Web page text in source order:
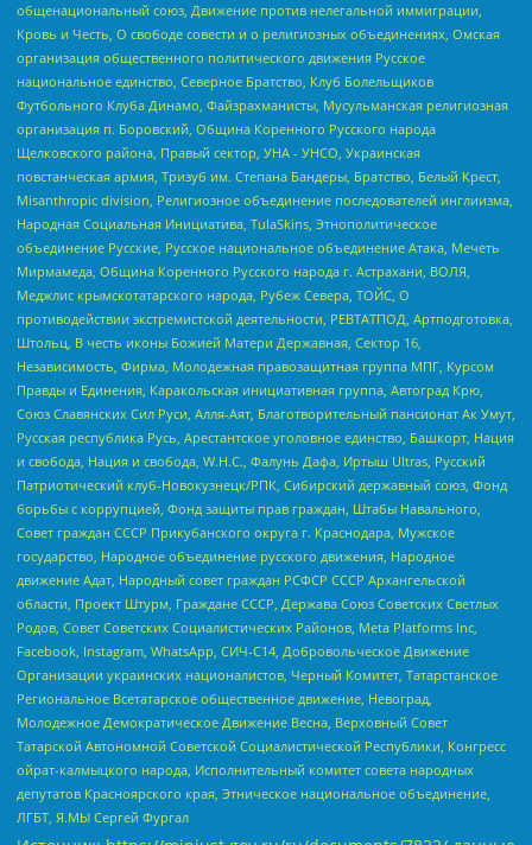
общенациональный союз, Движение против нелегальной иммиграции,
Кровь и Честь, О свободе совести и о религиозных объединениях, Омская
организация общественного политического движения Русское
национальное единство, Северное Братство, Клуб Болельщиков
Футбольного Клуба Динамо, Файзрахманисты, Мусульманская религиозная
организация п. Боровский, Община Коренного Русского народа
Щелковского района, Правый сектор, УНА - УНСО, Украинская
повстанческая армия, Тризуб им. Степана Бандеры, Братство, Белый Крест,
Misanthropic division, Религиозное объединение последователей инглиизма,
Народная Социальная Инициатива, TulaSkins, Этнополитическое
объединение Русские, Русское национальное объединение Атака, Мечеть
Мирмамеда, Община Коренного Русского народа г. Астрахани, ВОЛЯ,
Меджлис крымскотатарского народа, Рубеж Севера, ТОЙС, О
противодействии экстремистской деятельности, РЕВТАТПОД, Артподготовка,
Штольц, В честь иконы Божией Матери Державная, Сектор 16,
Независимость, Фирма, Молодежная правозащитная группа МПГ, Курсом
Правды и Единения, Каракольская инициативная группа, Автоград Крю,
Союз Славянских Сил Руси, Алля-Аят, Благотворительный пансионат Ак Умут,
Русская республика Русь, Арестантское уголовное единство, Башкорт, Нация
и свобода, Нация и свобода, W.H.С., Фалунь Дафа, Иртыш Ultras, Русский
Патриотический клуб-Новокузнецк/РПК, Сибирский державный союз, Фонд
борьбы с коррупцией, Фонд защиты прав граждан, Штабы Навального,
Совет граждан СССР Прикубанского округа г. Краснодара, Мужское
государство, Народное объединение русского движения, Народное
движение Адат, Народный совет граждан РСФСР СССР Архангельской
области, Проект Штурм, Граждане СССР, Держава Союз Советских Светлых
Родов, Совет Советских Социалистических Районов, Meta Platforms Inc,
Facebook, Instagram, WhatsApp, СИЧ-С14, Добровольческое Движение
Организации украинских националистов, Черный Комитет, Татарстанское
Региональное Всетатарское общественное движение, Невоград,
Молодежное Демократическое Движение Весна, Верховный Совет
Татарской Автономной Советской Социалистической Республики, Конгресс
ойрат-калмыцкого народа, Исполнительный комитет совета народных
депутатов Красноярского края, Этническое национальное объединение,
ЛГБТ, Я.МЫ Сергей Фургал